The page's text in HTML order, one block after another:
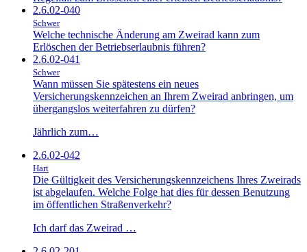
2.6.02-040
Schwer
Welche technische Änderung am Zweirad kann zum
Erlöschen der Betriebserlaubnis führen?
2.6.02-041
Schwer
Wann müssen Sie spätestens ein neues
Versicherungskennzeichen an Ihrem Zweirad anbringen, um
übergangslos weiterfahren zu dürfen?
Jährlich zum…
2.6.02-042
Hart
Die Gültigkeit des Versicherungskennzeichens Ihres Zweirads
ist abgelaufen. Welche Folge hat dies für dessen Benutzung
im öffentlichen Straßenverkehr?
Ich darf das Zweirad …